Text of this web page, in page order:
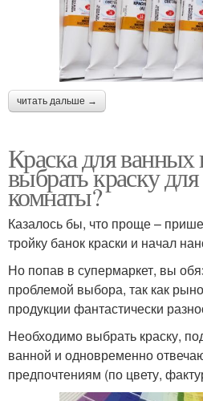
читать дальше →
Краска для ванных
выбрать краску
комнаты?
Казалось бы, что проще –
тройку банок краски и начал
Но попав в супермаркет, вы
проблемой выбора, так как
продукции фантастически
Необходимо выбрать краску,
ванной и одновременно
предпочтениям (по цвету,